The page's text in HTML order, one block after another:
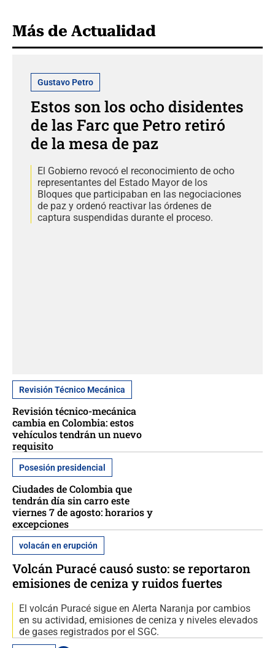
Más de Actualidad
Gustavo Petro
Estos son los ocho disidentes
de las Farc que Petro retiró
de la mesa de paz
El Gobierno revocó el reconocimiento de ocho
representantes del Estado Mayor de los
Bloques que participaban en las negociaciones
de paz y ordenó reactivar las órdenes de
captura suspendidas durante el proceso.
Revisión Técnico Mecánica
Revisión técnico-mecánica
cambia en Colombia: estos
vehículos tendrán un nuevo
requisito
Posesión presidencial
Ciudades de Colombia que
tendrán día sin carro este
viernes 7 de agosto: horarios y
excepciones
volacán en erupción
Volcán Puracé causó susto: se reportaron
emisiones de ceniza y ruidos fuertes
El volcán Puracé sigue en Alerta Naranja por cambios
en su actividad, emisiones de ceniza y niveles elevados
de gases registrados por el SGC.